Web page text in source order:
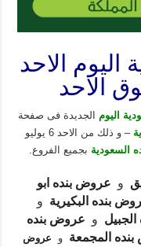
الاحد
اليوم الجديدة فى صفحة
– و ذلك من الاحد 6 يوليو
السعودية بجميع الفروع.
و
عروض بنده ابو
بنده البكيرية
و
و عروض بنده
المجمعة و
عروض